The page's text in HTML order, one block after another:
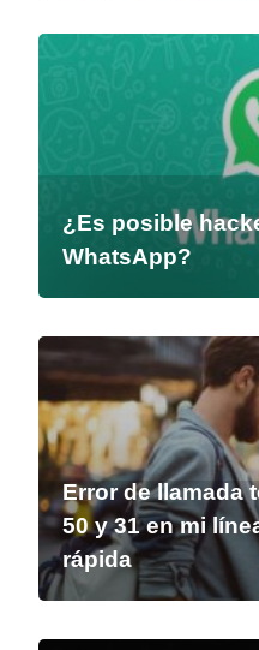
¿Es posible
WhatsApp?
Error de llamada
50 y 31 en mi
rápida